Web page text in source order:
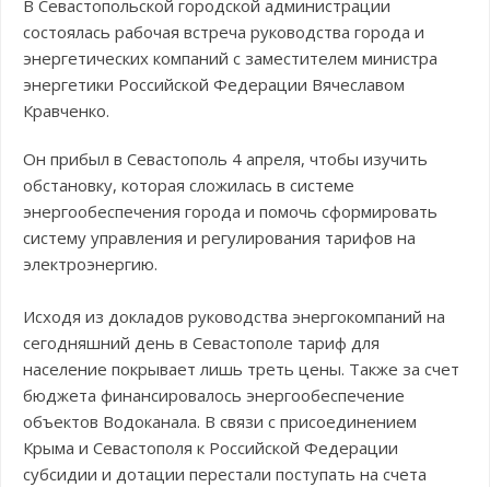
В Севастопольской городской администрации
состоялась рабочая встреча руководства города и
энергетических компаний с заместителем министра
энергетики Российской Федерации Вячеславом
Кравченко.
Он прибыл в Севастополь 4 апреля, чтобы изучить
обстановку, которая сложилась в системе
энергообеспечения города и помочь сформировать
систему управления и регулирования тарифов на
электроэнергию.
Исходя из докладов руководства энергокомпаний на
сегодняшний день в Севастополе тариф для
население покрывает лишь треть цены. Также за счет
бюджета финансировалось энергообеспечение
объектов Водоканала. В связи с присоединением
Крыма и Севастополя к Российской Федерации
субсидии и дотации перестали поступать на счета